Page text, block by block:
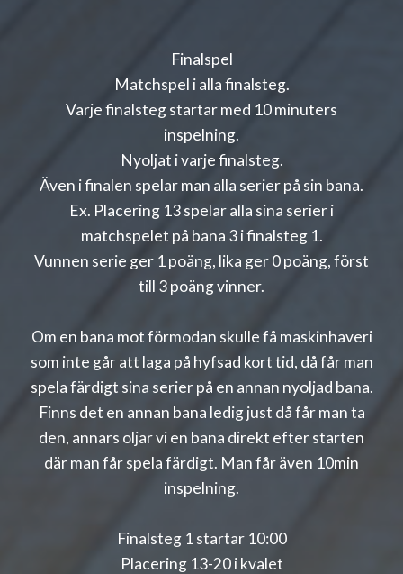
Finalspel
Matchspel i alla finalsteg.
Varje finalsteg startar med 10 minuters
inspelning.
Nyoljat i varje finalsteg.
Även i finalen spelar man alla serier på sin bana.
Ex. Placering 13 spelar alla sina serier i
matchspelet på bana 3 i finalsteg 1.
Vunnen serie ger 1 poäng, lika ger 0 poäng, först
till 3 poäng vinner.
Om en bana mot förmodan skulle få maskinhaveri
som inte går att laga på hyfsad kort tid, då får man
spela färdigt sina serier på en annan nyoljad bana.
Finns det en annan bana ledig just då får man ta
den, annars oljar vi en bana direkt efter starten
där man får spela färdigt. Man får även 10min
inspelning.
Finalsteg 1 startar 10:00
Placering 13-20 i kvalet